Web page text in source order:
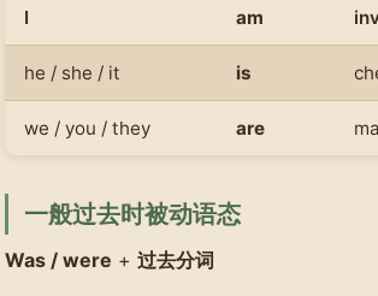
I am
he / she / it is
we / you / they are
一般过去时被动语态
Was / were + 过去分词